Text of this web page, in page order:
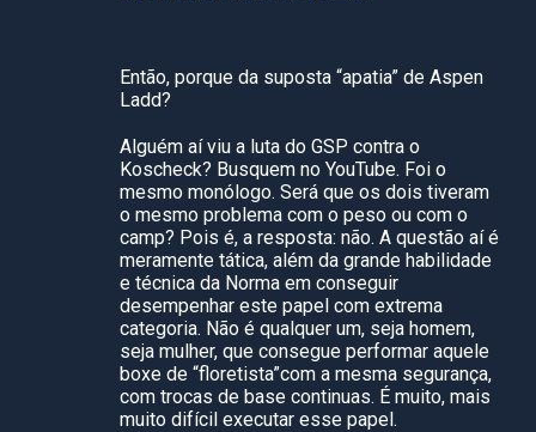
Então, porque da suposta “apatia” de Aspen
Ladd?
Alguém aí viu a luta do GSP contra o
Koscheck? Busquem no YouTube. Foi o
mesmo monólogo. Será que os dois tiveram
o mesmo problema com o peso ou com o
camp? Pois é, a resposta: não. A questão aí é
meramente tática, além da grande habilidade
e técnica da Norma em conseguir
desempenhar este papel com extrema
categoria. Não é qualquer um, seja homem,
seja mulher, que consegue performar aquele
boxe de “floretista”com a mesma segurança,
com trocas de base continuas. É muito, mais
muito difícil executar esse papel.